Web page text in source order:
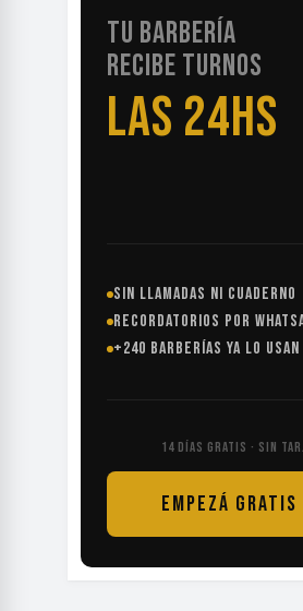
TU BARBERÍA
RECIBE TURNOS
LAS 24HS
SIN LLAMADAS NI CUADERNO
RECORDATORIOS POR
+240 BARBERÍAS YA LO USAN
14 DÍAS GRATIS · SIN
EMPEZÁ